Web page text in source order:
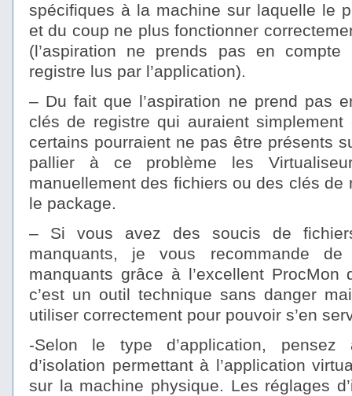
spécifiques à la machine sur laquelle le
et du coup ne plus fonctionner
(l’aspiration ne prends pas en
registre lus par l’application).
– Du fait que l’aspiration ne prend pas
clés de registre qui auraient simplement
certains pourraient ne pas être présents
pallier à ce problème les
manuellement des fichiers ou des clés de
le package.
– Si vous avez des soucis de
manquants, je vous recommande
manquants grâce à l’excellent ProcMon
c’est un outil technique sans danger
utiliser correctement pour pouvoir s’en
-Selon le type d’application,
d’isolation permettant à l’application
sur la machine physique. Les réglages